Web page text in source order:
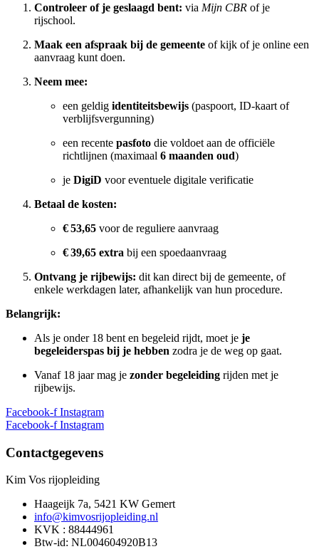
Controleer of je geslaagd bent: via Mijn CBR of je
rijschool.
Maak een afspraak bij de gemeente of kijk of je online een
aanvraag kunt doen.
Neem mee:
een geldig identiteitsbewijs (paspoort, ID-kaart of
verblijfsvergunning)
een recente pasfoto die voldoet aan de officiële
richtlijnen (maximaal 6 maanden oud)
je DigiD voor eventuele digitale verificatie
Betaal de kosten:
€ 53,65 voor de reguliere aanvraag
€ 39,65 extra bij een spoedaanvraag
Ontvang je rijbewijs: dit kan direct bij de gemeente, of
enkele werkdagen later, afhankelijk van hun procedure.
Belangrijk:
Als je onder 18 bent en begeleid rijdt, moet je je
begeleiderspas bij je hebben zodra je de weg op gaat.
Vanaf 18 jaar mag je zonder begeleiding rijden met je
rijbewijs.
Facebook-f Instagram
Facebook-f Instagram
Contactgegevens
Kim Vos rijopleiding​
Haageijk 7a, 5421 KW Gemert
info@kimvosrijopleiding.nl
KVK : 88444961
Btw-id: NL004604920B13